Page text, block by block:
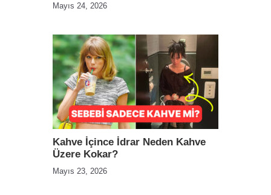
Mayıs 24, 2026
Kahve İçince İdrar Neden Kahve
Üzere Kokar?
Mayıs 23, 2026